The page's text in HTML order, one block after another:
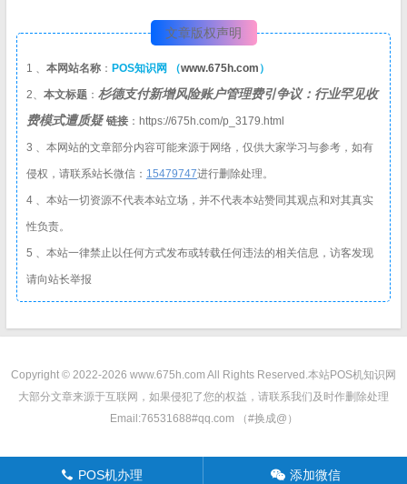
文章版权声明
1 、 本网站名称 ： POS知识网 （www.675h.com ）
2、 本文标题 ： 杉德支付新增风险账户管理费引争议：行业罕见收
费模式遭质疑 链接 ：https://675h.com/p_3179.html
3 、本网站的文章部分内容可能来源于网络，仅供大家学习与参考，如有
侵权，请联系站长微信： 15479747进行删除处理。
4 、本站一切资源不代表本站立场，并不代表本站赞同其观点和对其真实
性负责。
5 、本站一律禁止以任何方式发布或转载任何违法的相关信息，访客发现
请向站长举报
Copyright © 2022-2026 www.675h.com All Rights Reserved.本站POS机知识网
大部分文章来源于互联网，如果侵犯了您的权益，请联系我们及时作删除处理
Email:76531688#qq.com （#换成@）
󦁁 POS机办理 󦘑 添加微信